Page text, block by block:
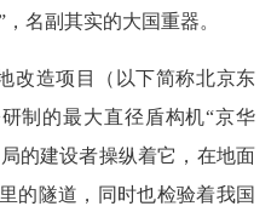
名副其实的大国重器。
改造项目（以下简称北京东
制的最大直径盾构机“京华
的建设者操纵着它，在地面
的隧道，同时也检验着我国